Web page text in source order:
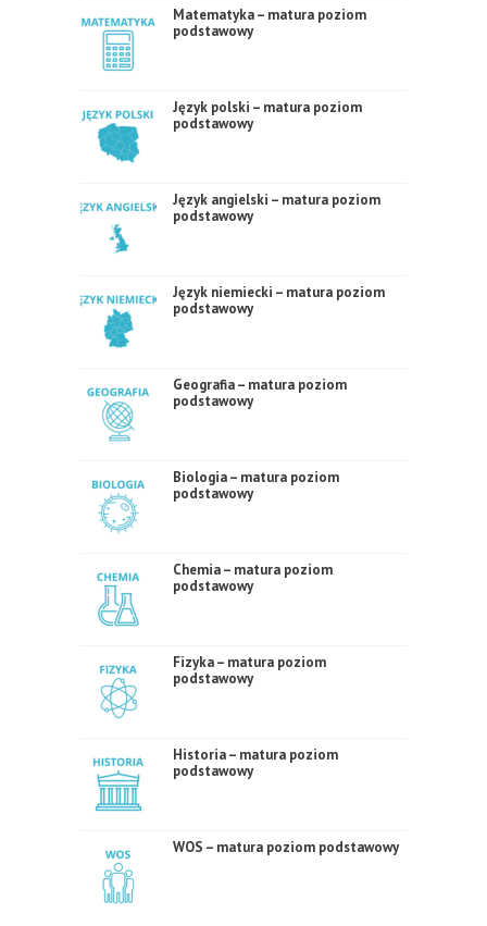
Matematyka – matura poziom
podstawowy
Język polski – matura poziom
podstawowy
Język angielski – matura poziom
podstawowy
Język niemiecki – matura poziom
podstawowy
Geografia – matura poziom
podstawowy
Biologia – matura poziom
podstawowy
Chemia – matura poziom
podstawowy
Fizyka – matura poziom
podstawowy
Historia – matura poziom
podstawowy
WOS – matura poziom podstawowy